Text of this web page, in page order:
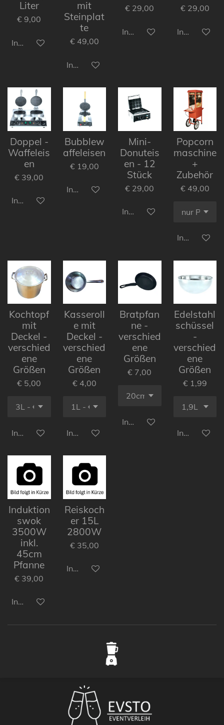
Liter
€ 9,00
In den Warenkorb
mit
Steinplat
te
€ 49,00
In den Warenkorb
€ 29,00
In den Warenkorb
€ 29,00
In den
Doppel -
Waffeleis
en
€ 39,00
In den Warenkorb
Bubblew
affeleisen
€ 19,00
In den Warenkorb
Mini-
Donuteis
en - 12
Stück
€ 29,00
In den Warenkorb
Popcorn
maschine
+
Zubehör
€ 49,00
In den
Kochtopf
mit
Deckel -
verschied
ene
Größen
€ 5,00
In den Warenkorb
Kasseroll
e mit
Deckel -
verschied
ene
Größen
€ 4,00
In den Warenkorb
Bratpfan
ne -
verschied
ene
Größen
€ 7,00
In den Warenkorb
Edelstahl
schüssel
-
verschied
ene
Größen
€ 1,99
In den
Induktion
swok
3500W
inkl.
45cm
Pfanne
€ 39,00
In den Warenkorb
Reiskoch
er 15L
2800W
€ 35,00
In den Warenkorb